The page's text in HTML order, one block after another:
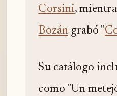
Corsini,
Bozángrabó "
Su catálogo
como "Un